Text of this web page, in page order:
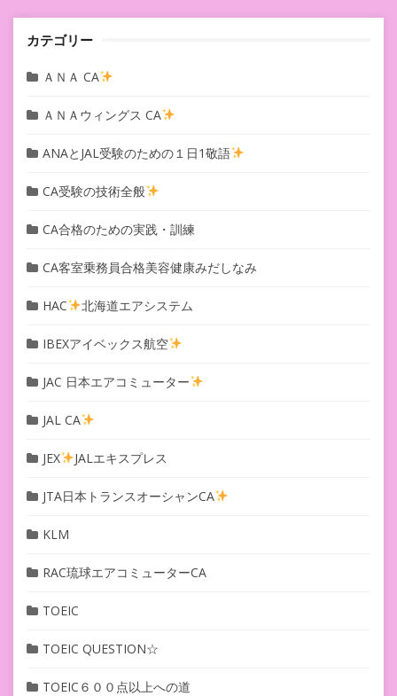
ン
カテゴリー
ＡＮＡ CA
ＡＮＡウィングス CA
ANAとJAL受験のための１日1敬語
CA受験の技術全般
CA合格のための実践・訓練
CA客室乗務員合格美容健康みだしなみ
HAC 北海道エアシステム
IBEXアイベックス航空
JAC 日本エアコミューター
JAL CA
JEX JALエキスプレス
JTA日本トランスオーシャンCA
KLM
RAC琉球エアコミューターCA
TOEIC
TOEIC QUESTION☆
TOEIC６００点以上への道